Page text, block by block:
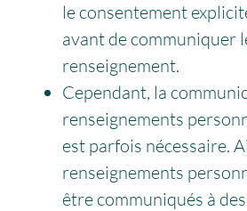
le consentement
avant de communiquer
renseignement.
Cependant, la
renseignements
est parfois nécessaire.
renseignements
être communiqués à